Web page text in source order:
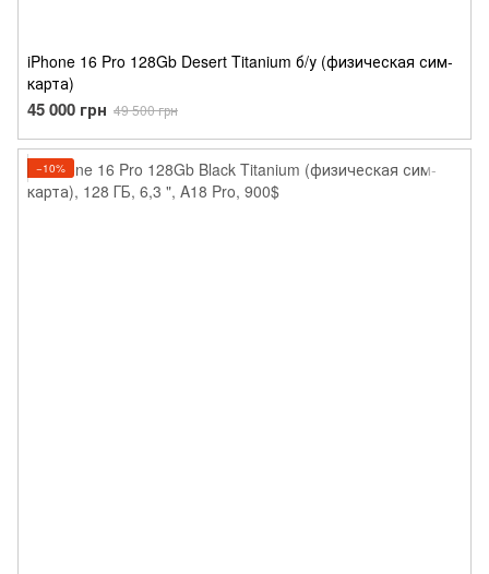
iPhone 16 Pro 128Gb Desert Titanium б/у (физическая сим-
карта)
45 000 грн 49 500 грн
−10%